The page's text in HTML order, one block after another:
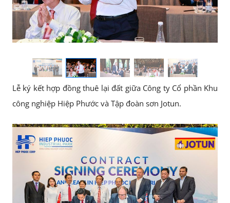
Lễ ký kết hợp đồng thuê lại đất giữa Công ty Cổ phần Khu
công nghiệp Hiệp Phước và Tập đoàn sơn Jotun.